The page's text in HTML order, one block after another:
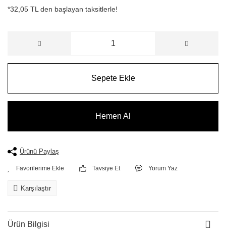
*32,05 TL den başlayan taksitlerle!
Sepete Ekle
Hemen Al
Ürünü Paylaş
Tavsiye Et Yorum Yaz
Karşılaştır
Ürün Bilgisi